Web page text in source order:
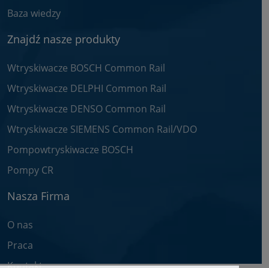
Baza wiedzy
Znajdź nasze produkty
Wtryskiwacze BOSCH Common Rail
Wtryskiwacze DELPHI Common Rail
Wtryskiwacze DENSO Common Rail
Wtryskiwacze SIEMENS Common Rail/VDO
Pompowtryskiwacze BOSCH
Pompy CR
Nasza Firma
O nas
Praca